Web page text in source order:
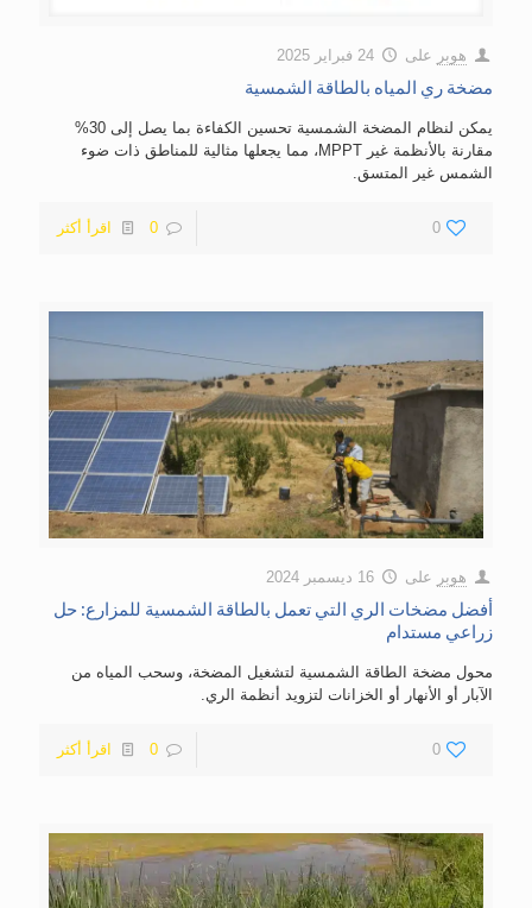
هوبر على 24 فبراير 2025
مضخة ري المياه بالطاقة الشمسية
يمكن لنظام المضخة الشمسية تحسين الكفاءة بما يصل إلى 30%
مقارنة بالأنظمة غير MPPT، مما يجعلها مثالية للمناطق ذات ضوء
الشمس غير المتسق.
0
0 اقرأ أكثر
هوبر على 16 ديسمبر 2024
أفضل مضخات الري التي تعمل بالطاقة الشمسية للمزارع: حل
زراعي مستدام
محول مضخة الطاقة الشمسية لتشغيل المضخة، وسحب المياه من
الآبار أو الأنهار أو الخزانات لتزويد أنظمة الري.
0
0 اقرأ أكثر